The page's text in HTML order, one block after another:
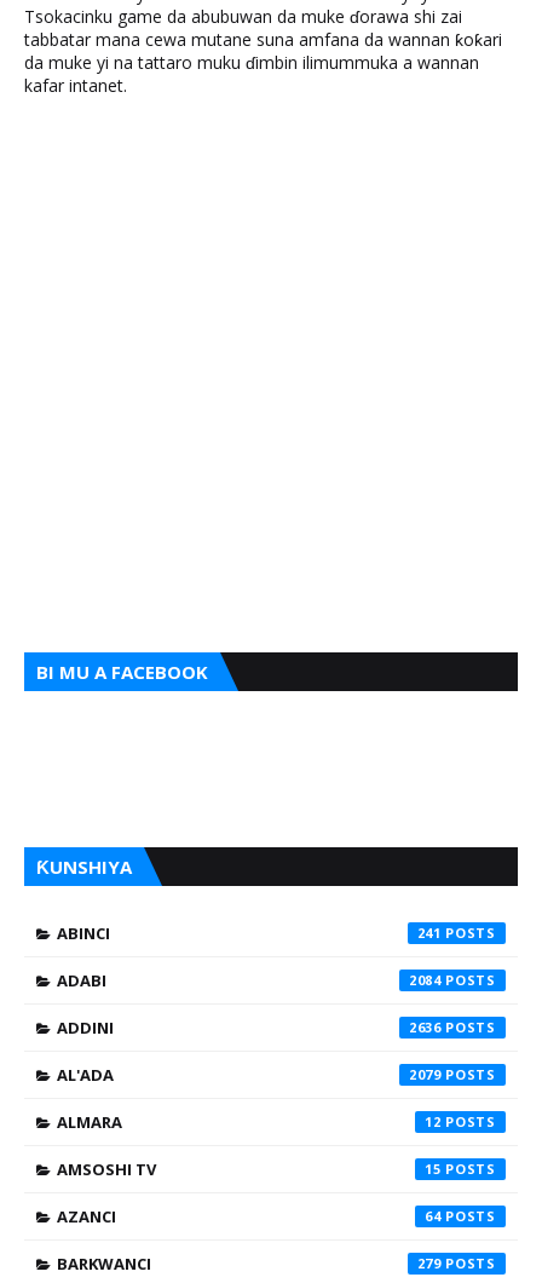
Tsokacinku game da abubuwan da muke ɗorawa shi zai
tabbatar mana cewa mutane suna amfana da wannan ƙoƙari
da muke yi na tattaro muku ɗimbin ilimummuka a wannan
kafar intanet.
BI MU A FACEBOOK
ƘUNSHIYA
ABINCI 241
ADABI 2084
ADDINI 2636
AL'ADA 2079
ALMARA 12
AMSOSHI TV 15
AZANCI 64
BARKWANCI 279